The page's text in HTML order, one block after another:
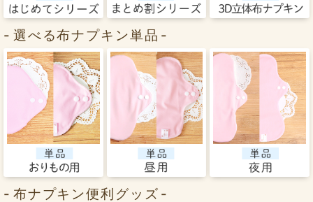
選べる布ナプキン単品
布ナプキン便利グッズ